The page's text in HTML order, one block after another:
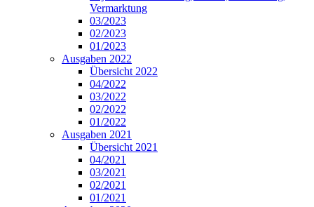
Vermarktung
03/2023
02/2023
01/2023
Ausgaben 2022
Übersicht 2022
04/2022
03/2022
02/2022
01/2022
Ausgaben 2021
Übersicht 2021
04/2021
03/2021
02/2021
01/2021